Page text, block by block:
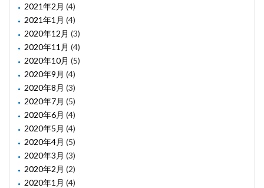
2021年2月 (4)
2021年1月 (4)
2020年12月 (3)
2020年11月 (4)
2020年10月 (5)
2020年9月 (4)
2020年8月 (3)
2020年7月 (5)
2020年6月 (4)
2020年5月 (4)
2020年4月 (5)
2020年3月 (3)
2020年2月 (2)
2020年1月 (4)